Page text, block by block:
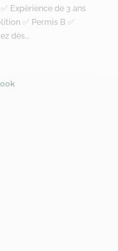
Expérience de 3 ans
✅ Permis B ✅
dès...